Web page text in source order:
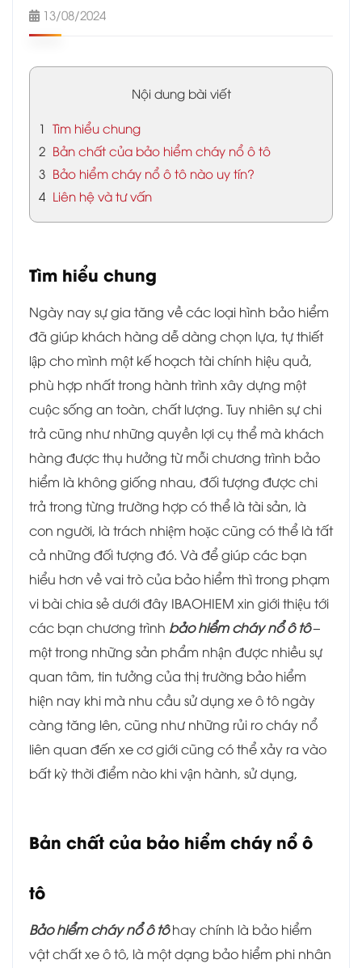
13/08/2024
Nội dung bài viết
1 Tìm hiểu chung
2 Bản chất của bảo hiểm cháy nổ ô tô
3 Bảo hiểm cháy nổ ô tô nào uy tín?
4 Liên hệ và tư vấn
Tìm hiểu chung
Ngày nay sự gia tăng về các loại hình bảo hiểm
đã giúp khách hàng dễ dàng chọn lựa, tự thiết
lập cho mình một kế hoạch tài chính hiệu quả,
phù hợp nhất trong hành trình xây dựng một
cuộc sống an toàn, chất lượng. Tuy nhiên sự chi
trả cũng như những quyền lợi cụ thể mà khách
hàng được thụ hưởng từ mỗi chương trình bảo
hiểm là không giống nhau, đối tượng được chi
trả trong từng trường hợp có thể là tài sản, là
con người, là trách nhiệm hoặc cũng có thể là tất
cả những đối tượng đó. Và để giúp các bạn
hiểu hơn về vai trò của bảo hiểm thì trong phạm
vi bài chia sẻ dưới đây IBAOHIEM xin giới thiệu tới
các bạn chương trình bảo hiểm cháy nổ ô tô –
một trong những sản phẩm nhận được nhiều sự
quan tâm, tin tưởng của thị trường bảo hiểm
hiện nay khi mà nhu cầu sử dụng xe ô tô ngày
càng tăng lên, cũng như những rủi ro cháy nổ
liên quan đến xe cơ giới cũng có thể xảy ra vào
bất kỳ thời điểm nào khi vận hành, sử dụng,
Bản chất của bảo hiểm cháy nổ ô
tô
Bảo hiểm cháy nổ ô tôhay chính là bảo hiểm
vật chất xe ô tô, là một dạng bảo hiểm phi nhân